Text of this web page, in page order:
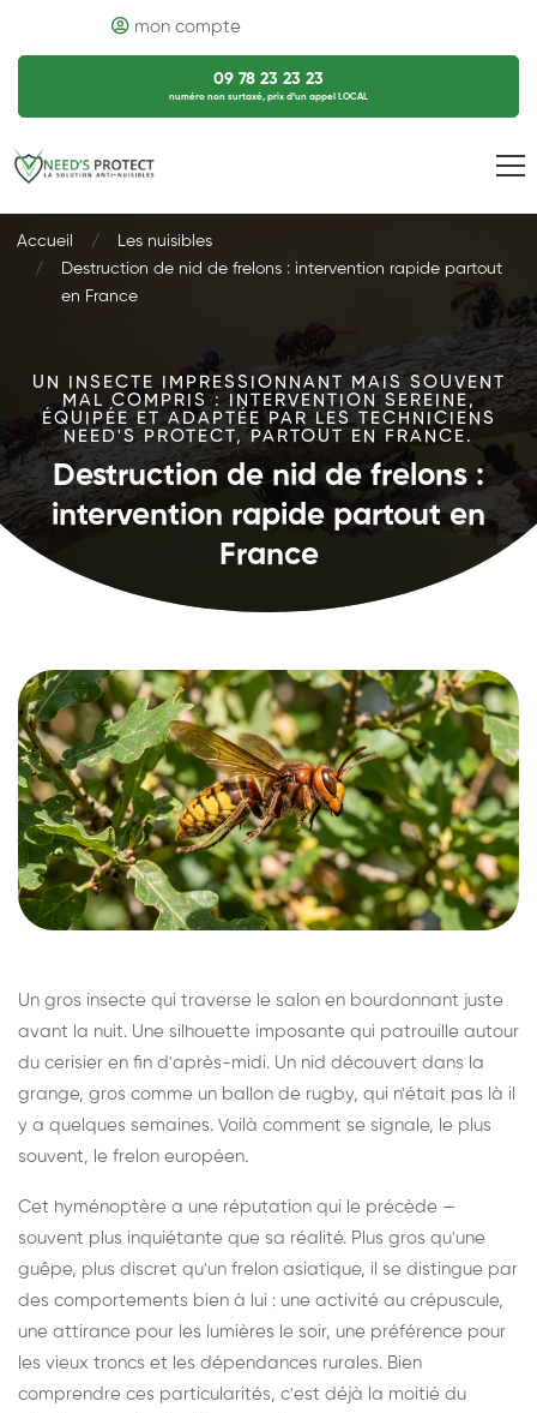
mon compte
09 78 23 23 23
numéro non surtaxé, prix d’un appel LOCAL
Accueil
Les nuisibles
Destruction de nid de frelons : intervention rapide partout
en France
UN INSECTE IMPRESSIONNANT MAIS SOUVENT
MAL COMPRIS : INTERVENTION SEREINE,
ÉQUIPÉE ET ADAPTÉE PAR LES TECHNICIENS
NEED'S PROTECT, PARTOUT EN FRANCE.
Destruction de nid de frelons :
intervention rapide partout en
France
Un gros insecte qui traverse le salon en bourdonnant juste
avant la nuit. Une silhouette imposante qui patrouille autour
du cerisier en fin d'après-midi. Un nid découvert dans la
grange, gros comme un ballon de rugby, qui n'était pas là il
y a quelques semaines. Voilà comment se signale, le plus
souvent, le frelon européen.
Cet hyménoptère a une réputation qui le précède —
souvent plus inquiétante que sa réalité. Plus gros qu'une
guêpe, plus discret qu'un frelon asiatique, il se distingue par
des comportements bien à lui : une activité au crépuscule,
une attirance pour les lumières le soir, une préférence pour
les vieux troncs et les dépendances rurales. Bien
comprendre ces particularités, c'est déjà la moitié du